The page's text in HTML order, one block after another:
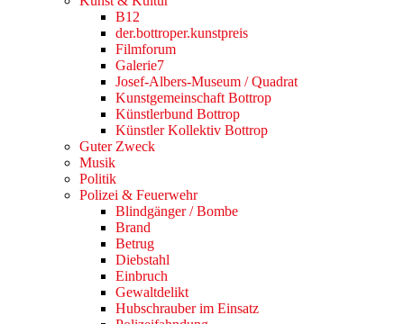
B12
der.bottroper.kunstpreis
Filmforum
Galerie7
Josef-Albers-Museum / Quadrat
Kunstgemeinschaft Bottrop
Künstlerbund Bottrop
Künstler Kollektiv Bottrop
Guter Zweck
Musik
Politik
Polizei & Feuerwehr
Blindgänger / Bombe
Brand
Betrug
Diebstahl
Einbruch
Gewaltdelikt
Hubschrauber im Einsatz